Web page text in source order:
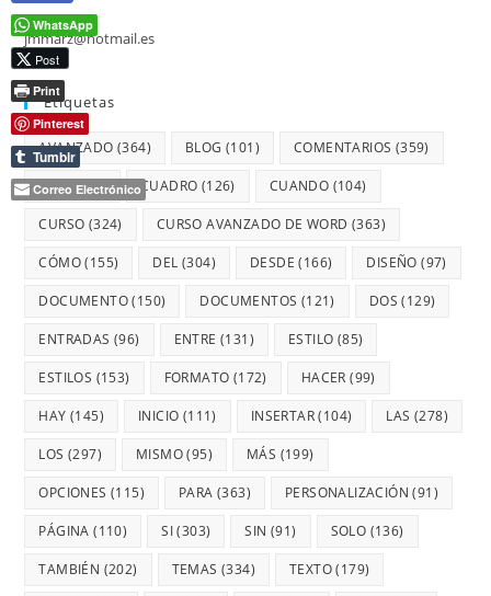
jmmarz@hotmail.es
Etiquetas
AVANZADO (364) BLOG (101) COMENTARIOS (359)
CON(359) CUADRO (126) CUANDO (104)
CURSO (324) CURSO AVANZADO DE WORD (363)
CÓMO(155) DEL (304) DESDE (166) DISEÑO (97)
DOCUMENTO(150) DOCUMENTOS (121) DOS (129)
ENTRADAS (96) ENTRE (131) ESTILO (85)
ESTILOS (153) FORMATO (172) HACER (99)
HAY (145) INICIO (111) INSERTAR(104) LAS (278)
LOS (297) MISMO(95) MÁS (199)
OPCIONES (115) PARA (363) PERSONALIZACIÓN (91)
PÁGINA (110) SI(303) SIN (91) SOLO (136)
TAMBIÉN (202) TEMAS (334) TEXTO(179)
WhatsApp
Post
Print
Pinterest
Tumblr
Correo Electrónico